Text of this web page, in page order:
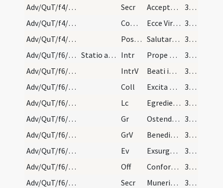
Adv/QuT/f4/M2/Mass Propers Secr Accepta tibi sint quaesumus Domine nostra ieiunia
32 (4v)
Adv/QuT/f4/M2/Mass Propers
Comm Ecce Virgo concipiet
32 (4v)
Adv/QuT/f4/M2/Mass Propers
Postcomm Salutaris tui Domine munere satiati supplices
33 (5r)
Adv/QuT/f6/M2/Mass Propers
Statio ad sanctos duodecim apostolos Intr Prope esto Domine
33 (5r)
Adv/QuT/f6/M2/Mass Propers
IntrV Beati immaculati
33 (5r)
Adv/QuT/f6/M2/Mass Propers
Coll Excita quaesumus Domine potentiam tuam et veni ut hi qui in tua pietate
33 (5r)
Adv/QuT/f6/M2/Mass Propers
Lc Egredietur virga de radice Iesse
33 (5r)
Adv/QuT/f6/M2/Mass Propers
Gr Ostende nobis Domine misericordiam tuam
33 (5r)
Adv/QuT/f6/M2/Mass Propers
GrV Benedixisti Domine terram tuam
33 (5r)
Adv/QuT/f6/M2/Mass Propers
Ev Exsurgens Maria abiit in montana
33 (5r)
Adv/QuT/f6/M2/Mass Propers
Off Confortamini et iam nolite timere
33 (5r)
Adv/QuT/f6/M2/Mass Propers
Secr Muneribus nostris quaesumus Domine precibusque susceptis
33 (5r)